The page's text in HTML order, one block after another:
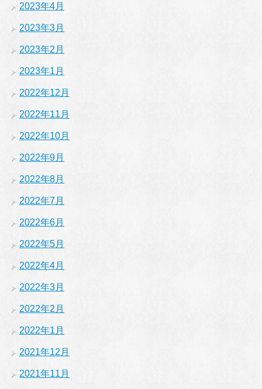
2023年4月
2023年3月
2023年2月
2023年1月
2022年12月
2022年11月
2022年10月
2022年9月
2022年8月
2022年7月
2022年6月
2022年5月
2022年4月
2022年3月
2022年2月
2022年1月
2021年12月
2021年11月